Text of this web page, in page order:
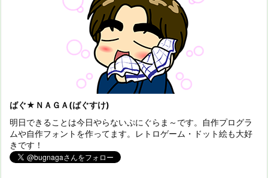
ばぐ★ＮＡＧＡ(ばぐすけ)
明日できることは今日やらないぷにぐらま～です。自作プログラ
ムや自作フォントを作ってます。レトロゲーム・ドット絵も大好
きです！